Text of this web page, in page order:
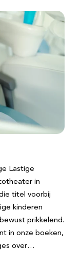
Lastige
in
titel voorbij
kinderen
prikkelend.
in onze boeken,
over…